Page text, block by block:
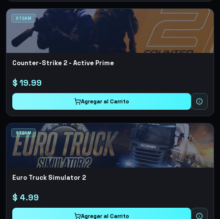
STEAM
Counter-Strike 2 - Active Prime
$ 19.99
Agregar al Carrito
STEAM
Euro Truck Simulator 2
$ 4.99
Agregar al Carrito